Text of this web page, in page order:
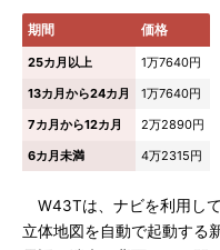
期間 価格
25カ月以上
1万7640円
13カ月から24カ月
1万7640円
7カ月から12カ月
2万2890円
6カ月未満
4万2315円
W43Tは、ナビを利用し
立体地図を自動で起動する